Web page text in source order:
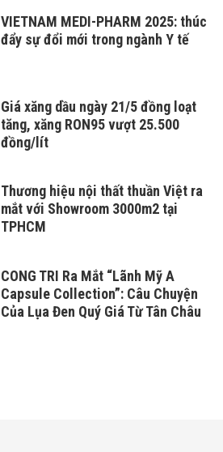
VIETNAM MEDI-PHARM 2025: thúc
đẩy sự đổi mới trong ngành Y tế
Giá xăng dầu ngày 21/5 đồng loạt
tăng, xăng RON95 vượt 25.500
đồng/lít
Thương hiệu nội thất thuần Việt ra
mắt với Showroom 3000m2 tại
TPHCM
CONG TRI Ra Mắt “Lãnh Mỹ A
Capsule Collection”: Câu Chuyện
Của Lụa Đen Quý Giá Từ Tân Châu